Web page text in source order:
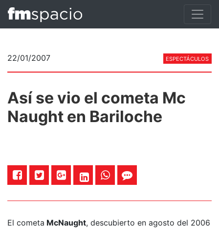
22/01/2007 ESPECTÁCULOS
Así se vio el cometa Mc
Naught en Bariloche
El cometa McNaught, descubierto en agosto del 2006